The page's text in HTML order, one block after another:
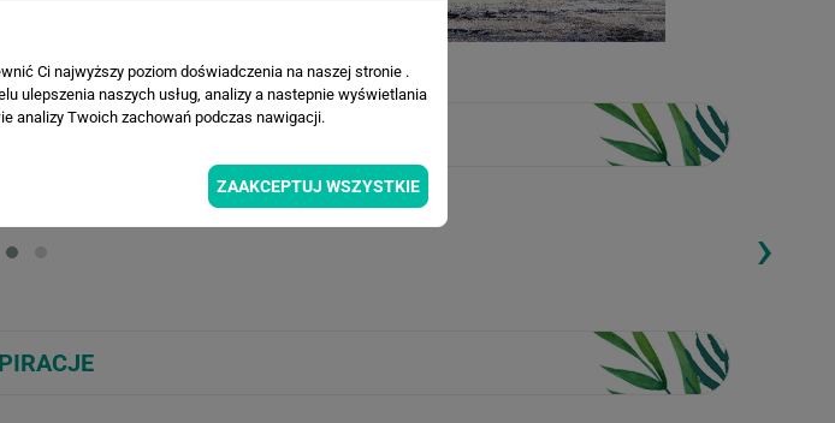
PRODUKTU
Loading...
›
Ci najwyższy poziom doświadczenia na naszej stronie .
ulepszenia naszych usług, analizy a nastepnie wyświetlania
analizy Twoich zachowań podczas nawigacji.
ZAAKCEPTUJ WSZYSTKIE